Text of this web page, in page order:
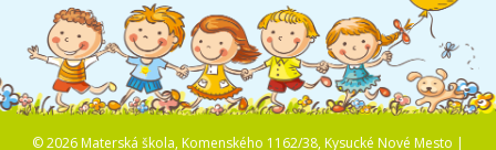
© 2026 Materská škola, Komenského 1162/38, Kysucké Nové Mesto |